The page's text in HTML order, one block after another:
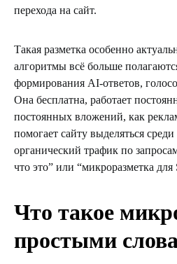
перехода на сайт.
Такая разметка особенно
алгоритмы всё больше
формирования AI-ответов,
Она бесплатна, работает
постоянных вложений, как
помогает сайту выделяться
органический трафик по
что это” или “микроразметка для
Что такое
простыми